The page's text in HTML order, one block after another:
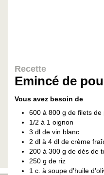
Recette
Emincé de
Vous avez besoin de
600 à 800 g de filets de
1/2 à 1 oignon
3 dl de vin blanc
2 dl à 4 dl de crème
200 à 300 g de dés de
250 g de riz
1 c. à soupe d'huile